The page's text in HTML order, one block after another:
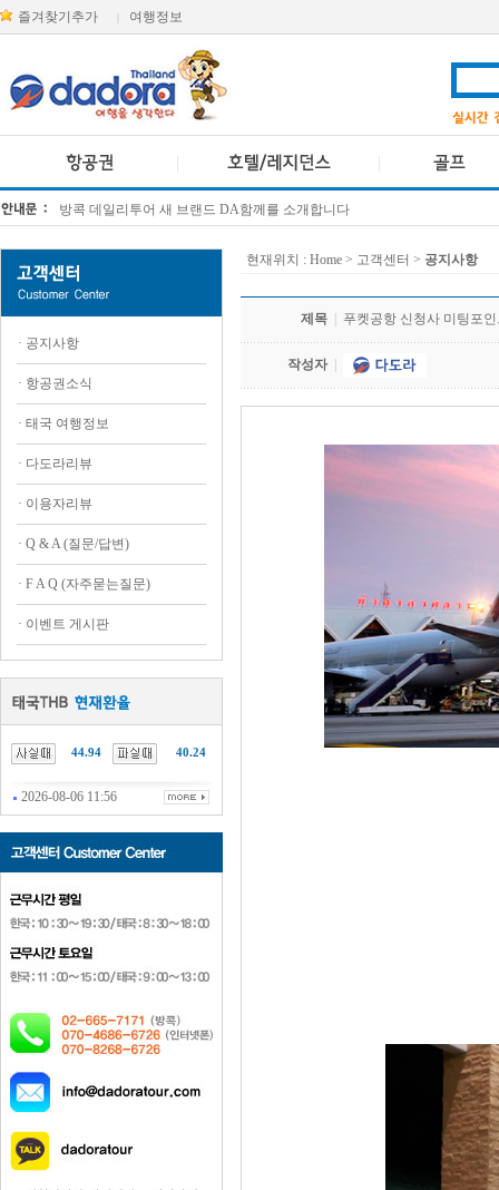
즐겨찾기추가 여행정보
방콕 데일리투어 새 브랜드 DA함께를 소개합니다
· 공지사항
· 항공권소식
· 태국 여행정보
· 다도라리뷰
· 이용자리뷰
· Q & A (질문/답변)
· F A Q (자주묻는질문)
· 이벤트 게시판
44.94 40.24
2026-08-06 11:56
현재위치 : Home > 고객센터 > 공지사항
제목 푸켓공항 신청사 미팅포
작성자